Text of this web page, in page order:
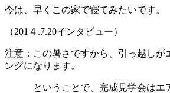
今は、早くこの家で寝てみたいです。
（201４.7.20インタビュー）
注意：この暑さですから、引っ越しが
ングになります。
ということで、完成見学会はエア